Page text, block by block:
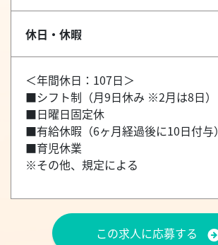
休日・休暇
＜年間休日：107日＞
■シフト制（月9日休み ※2月は8日）
■日曜日固定休
■有給休暇（6ヶ月経過後に10日付与）
■育児休業
※その他、規定による
この求人に応募する